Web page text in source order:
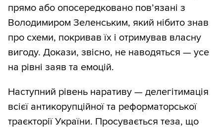
прямо або опосередковано пов’язані з
Володимиром Зеленським, який нібито знав
про схеми, покривав їх і отримував власну
вигоду. Докази, звісно, не наводяться — усе
на рівні заяв та емоцій.
Наступний рівень наративу — делегітимація
всієї антикорупційної та реформаторської
траєкторії України. Просувається теза, що